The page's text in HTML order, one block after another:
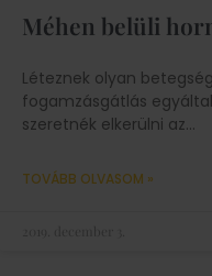
Méhen belüli
Léteznek olyan
fogamzásgátlás
szeretnék elkerülni az
TOVÁBB OLVASOM »